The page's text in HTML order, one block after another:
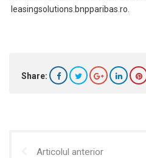
leasingsolutions.bnpparibas.ro
Share:
Articolul anterior